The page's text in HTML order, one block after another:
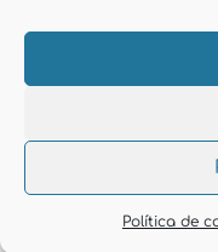
Política de